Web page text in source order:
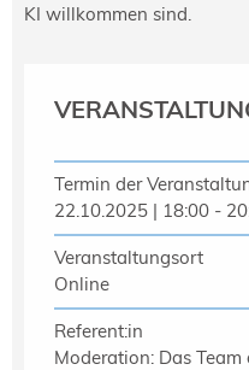
KI willkommen sind.
Termin der
22.10.2025 | 18:00 -
Veranstaltungsort
Online
Referent:in
Moderation: Das Team